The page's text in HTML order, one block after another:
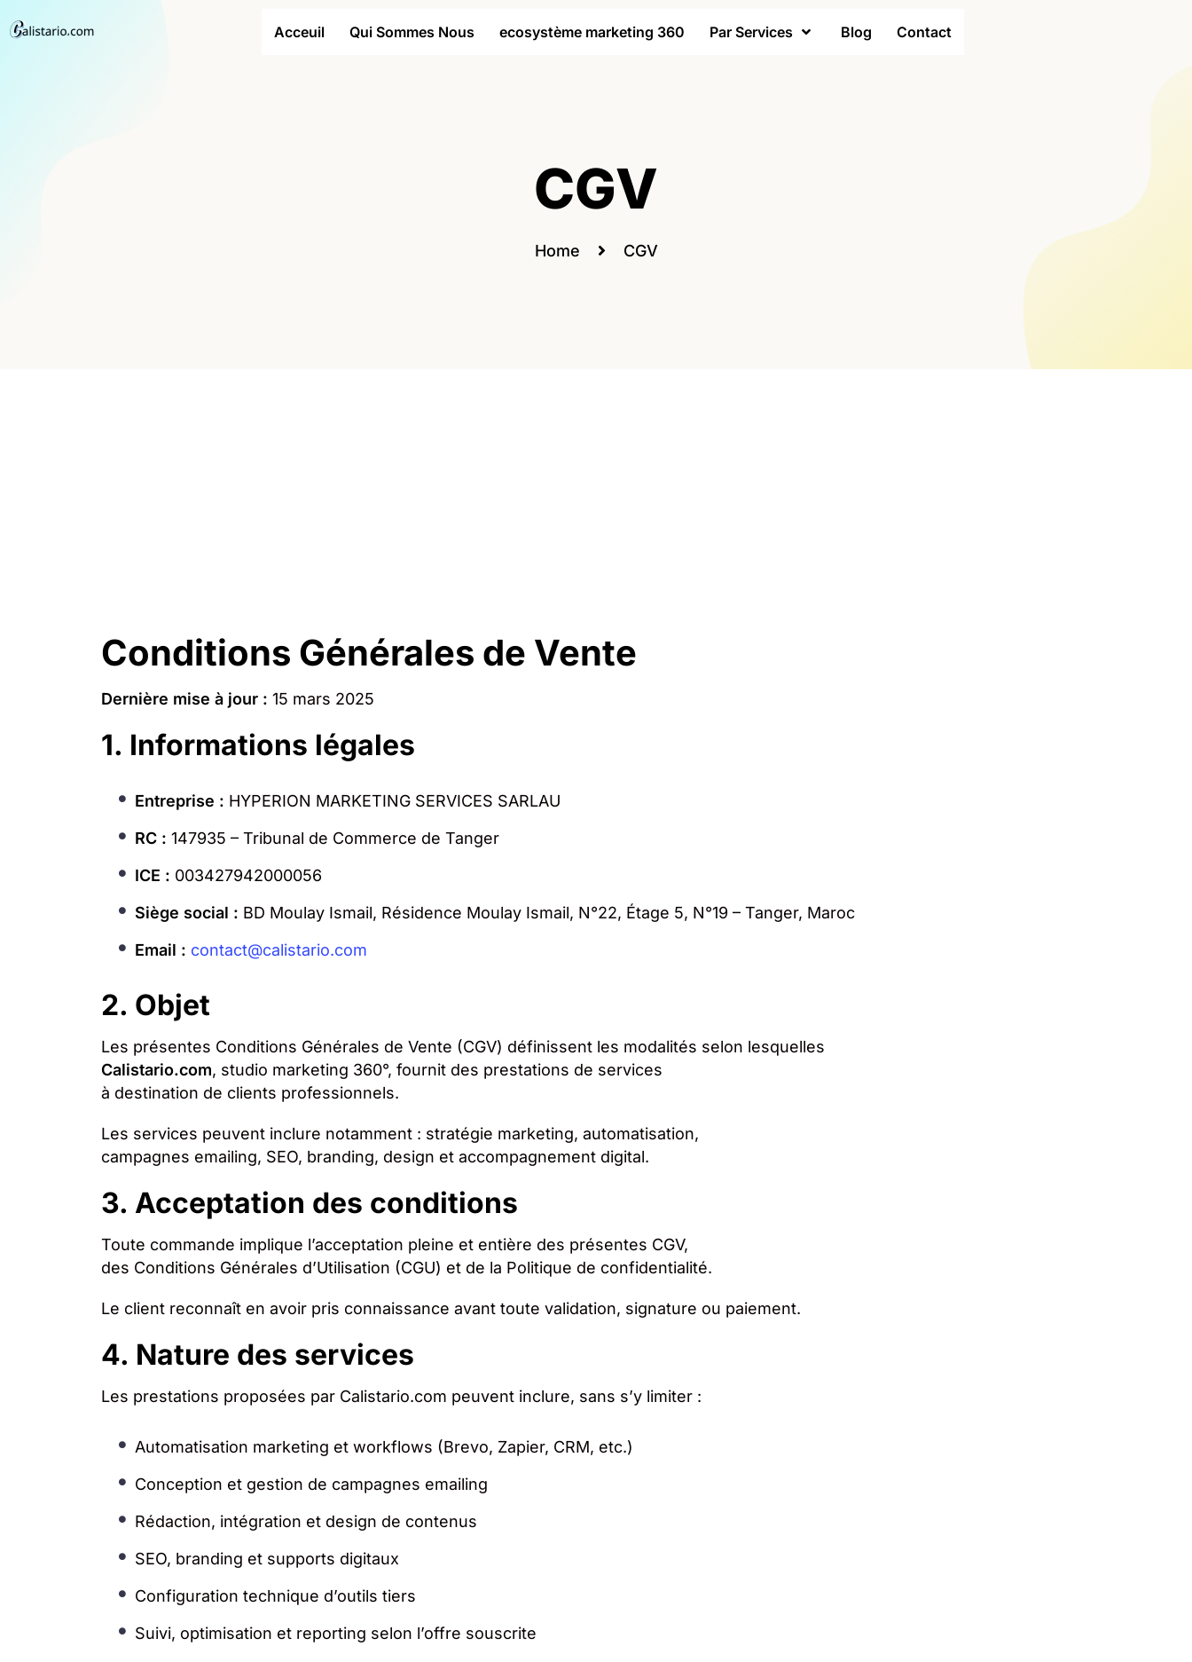
Acceuil Qui Sommes Nous ecosystème marketing 360 Par Services Blog Contact
CGV
Home CGV
Conditions Générales de Vente
Dernière mise à jour : 15 mars 2025
1. Informations légales
Entreprise : HYPERION MARKETING SERVICES SARLAU
RC : 147935 – Tribunal de Commerce de Tanger
ICE : 003427942000056
Siège social : BD Moulay Ismail, Résidence Moulay Ismail, N°22, Étage 5, N°19 – Tanger, Maroc
Email : contact@calistario.com
2. Objet
Les présentes Conditions Générales de Vente (CGV) définissent les modalités selon lesquelles
Calistario.com, studio marketing 360°, fournit des prestations de services
à destination de clients professionnels.
Les services peuvent inclure notamment : stratégie marketing, automatisation,
campagnes emailing, SEO, branding, design et accompagnement digital.
3. Acceptation des conditions
Toute commande implique l’acceptation pleine et entière des présentes CGV,
des Conditions Générales d’Utilisation (CGU) et de la Politique de confidentialité.
Le client reconnaît en avoir pris connaissance avant toute validation, signature ou paiement.
4. Nature des services
Les prestations proposées par Calistario.com peuvent inclure, sans s’y limiter :
Automatisation marketing et workflows (Brevo, Zapier, CRM, etc.)
Conception et gestion de campagnes emailing
Rédaction, intégration et design de contenus
SEO, branding et supports digitaux
Configuration technique d’outils tiers
Suivi, optimisation et reporting selon l’offre souscrite